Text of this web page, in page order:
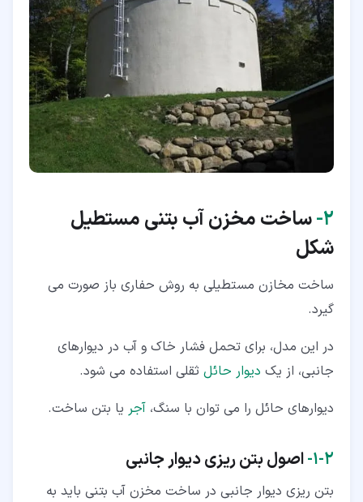
۲‏- ساخت مخزن آب بتنی مستطیل
شکل
ساخت مخازن مستطیلی به روش حفاری باز صورت می
گیرد.
در این مدل، برای تحمل فشار خاک و آب در دیوارهای
جانبی، از یک دیوار حائل ثقلی استفاده می شود.
دیوارهای حائل را می توان با سنگ، آجر یا بتن ساخت.
۲‏-‏۱‏- اصول بتن ریزی دیوار جانبی
بتن ریزی دیوار جانبی در ساخت مخزن آب بتنی باید به